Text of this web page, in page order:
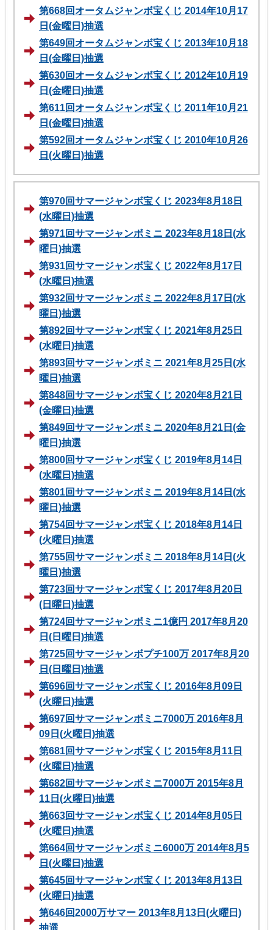
第668回オータムジャンボ宝くじ 2014年10月17
日(金曜日)抽選
第649回オータムジャンボ宝くじ 2013年10月18
日(金曜日)抽選
第630回オータムジャンボ宝くじ 2012年10月19
日(金曜日)抽選
第611回オータムジャンボ宝くじ 2011年10月21
日(金曜日)抽選
第592回オータムジャンボ宝くじ 2010年10月26
日(火曜日)抽選
第970回サマージャンボ宝くじ 2023年8月18日
(水曜日)抽選
第971回サマージャンボミニ 2023年8月18日(水
曜日)抽選
第931回サマージャンボ宝くじ 2022年8月17日
(水曜日)抽選
第932回サマージャンボミニ 2022年8月17日(水
曜日)抽選
第892回サマージャンボ宝くじ 2021年8月25日
(水曜日)抽選
第893回サマージャンボミニ 2021年8月25日(水
曜日)抽選
第848回サマージャンボ宝くじ 2020年8月21日
(金曜日)抽選
第849回サマージャンボミニ 2020年8月21日(金
曜日)抽選
第800回サマージャンボ宝くじ 2019年8月14日
(水曜日)抽選
第801回サマージャンボミニ 2019年8月14日(水
曜日)抽選
第754回サマージャンボ宝くじ 2018年8月14日
(火曜日)抽選
第755回サマージャンボミニ 2018年8月14日(火
曜日)抽選
第723回サマージャンボ宝くじ 2017年8月20日
(日曜日)抽選
第724回サマージャンボミニ1億円 2017年8月20
日(日曜日)抽選
第725回サマージャンボプチ100万 2017年8月20
日(日曜日)抽選
第696回サマージャンボ宝くじ 2016年8月09日
(火曜日)抽選
第697回サマージャンボミニ7000万 2016年8月
09日(火曜日)抽選
第681回サマージャンボ宝くじ 2015年8月11日
(火曜日)抽選
第682回サマージャンボミニ7000万 2015年8月
11日(火曜日)抽選
第663回サマージャンボ宝くじ 2014年8月05日
(火曜日)抽選
第664回サマージャンボミニ6000万 2014年8月5
日(火曜日)抽選
第645回サマージャンボ宝くじ 2013年8月13日
(火曜日)抽選
第646回2000万サマー 2013年8月13日(火曜日)